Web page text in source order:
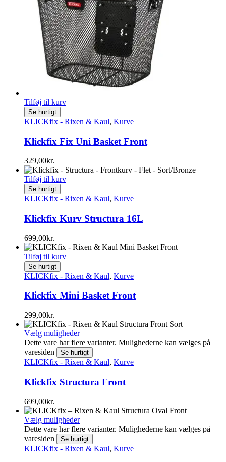
Tilføj til kurv
Se hurtigt
KLICKfix - Rixen & Kaul, Kurve
Klickfix Fix Uni Basket Front
329,00kr.
Tilføj til kurv
Se hurtigt
KLICKfix - Rixen & Kaul, Kurve
Klickfix Kurv Structura 16L
699,00kr.
Tilføj til kurv
Se hurtigt
KLICKfix - Rixen & Kaul, Kurve
Klickfix Mini Basket Front
299,00kr.
Vælg muligheder
Dette vare har flere varianter. Mulighederne kan vælges på
varesiden
Se hurtigt
KLICKfix - Rixen & Kaul, Kurve
Klickfix Structura Front
699,00kr.
Vælg muligheder
Dette vare har flere varianter. Mulighederne kan vælges på
varesiden
Se hurtigt
KLICKfix - Rixen & Kaul, Kurve